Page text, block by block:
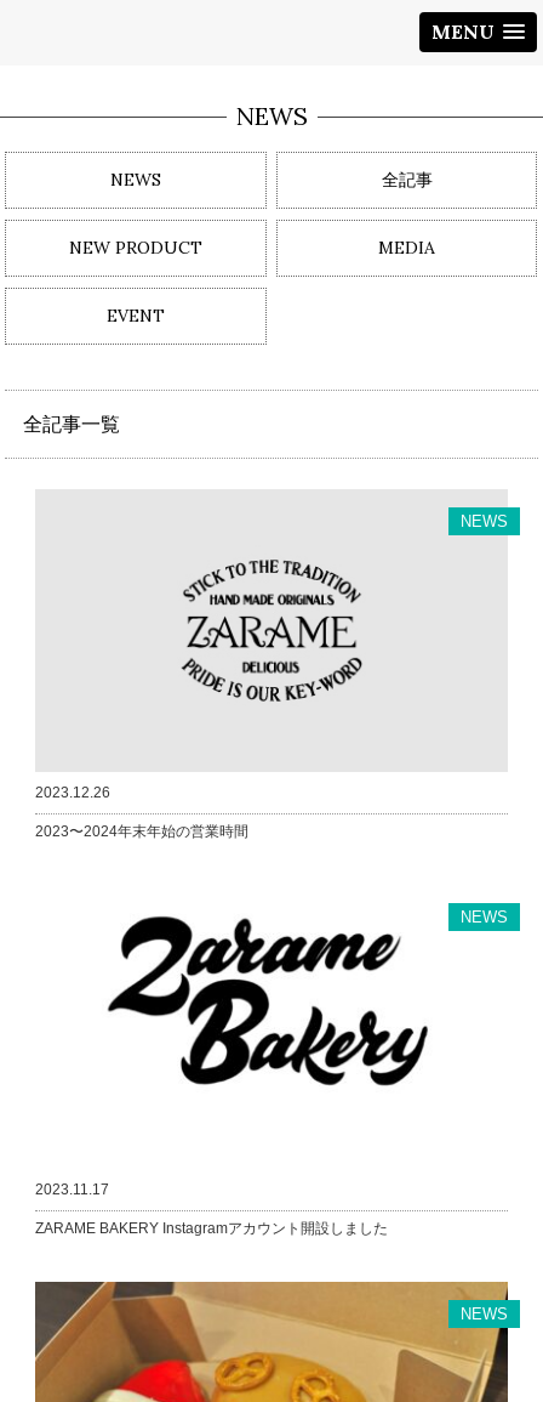
MENU
NEWS
NEWS 全記事
NEW PRODUCT MEDIA
EVENT
全記事一覧
NEWS
2023.12.26
2023〜2024年末年始の営業時間
NEWS
2023.11.17
ZARAME BAKERY Instagramアカウント開設しました
NEWS